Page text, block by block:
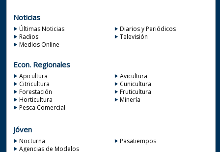
Noticias
Últimas Noticias
Diarios y Periódicos
Radios
Televisión
Medios Online
Econ. Regionales
Apicultura
Avicultura
Citricultura
Cunicultura
Forestación
Fruticultura
Horticultura
Minería
Pesca Comercial
Jóven
Nocturna
Pasatiempos
Agencias de Modelos